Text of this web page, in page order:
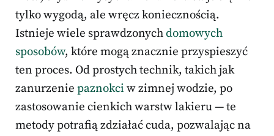
tylko wygodą, ale wręcz koniecznością.
Istnieje wiele sprawdzonychdomowych
sposobów, które mogą znacznie przyspieszyć
ten proces. Od prostych technik, takich jak
zanurzenie paznokci w zimnej wodzie, po
zastosowanie cienkich warstw lakieru — te
metody potrafią zdziałać cuda, pozwalając na